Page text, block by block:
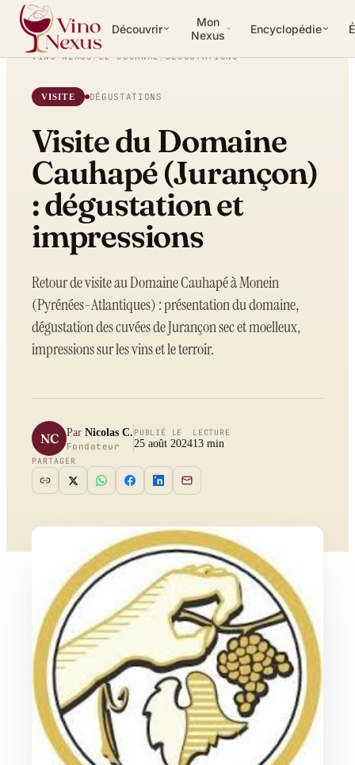
Découvrir
Mon
Nexus
Encyclopédie
VINO NEXUS/LE JOURNAL/DÉGUSTATIONS
VISITE DÉGUSTATIONS
Visite du Domaine
Cauhapé (Jurançon)
: dégustation et
impressions
Retour de visite au Domaine Cauhapé à Monein
(Pyrénées-Atlantiques) : présentation du domaine,
dégustation des cuvées de Jurançon sec et moelleux,
impressions sur les vins et le terroir.
NC Par Nicolas C.
Fondateur
PUBLIÉ LE
25 août 2024
LECTURE
13 min
PARTAGER